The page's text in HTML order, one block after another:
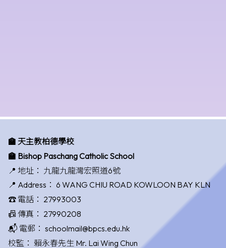
🏫 天主教柏德學校
🏫 Bishop Paschang Catholic School
📍 地址： 九龍九龍灣宏照道6號
📍 Address： 6 WANG CHIU ROAD KOWLOON BAY KLN
☎️ 電話： 27993003
📠 傳真： 27990208
📬 電郵： schoolmail@bpcs.edu.hk
校監： 賴永春先生 Mr. Lai Wing Chun